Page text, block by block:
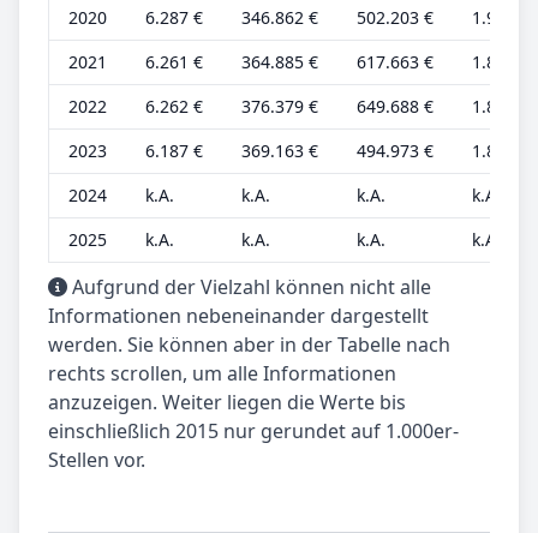
2020
6.287 € 346.862 € 502.203 €
1.905 €
2021
6.261 € 364.885 € 617.663 €
1.897 €
2022
6.262 € 376.379 € 649.688 €
1.898 €
2023
6.187 € 369.163 € 494.973 €
1.875 €
2024
k.A. k.A. k.A.
k.A.
2025
k.A. k.A. k.A. k.A.
Aufgrund der Vielzahl können nicht alle
Informationen nebeneinander dargestellt
werden. Sie können aber in der Tabelle nach
rechts scrollen, um alle Informationen
anzuzeigen. Weiter liegen die Werte bis
einschließlich 2015 nur gerundet auf 1.000er-
Stellen vor.